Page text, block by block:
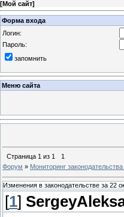
[Мой сайт]
Форма входа
Логин:
Пароль:
запомнить
Меню сайта
Страница 1 из 1
1
Форум » Мониторинг
Изменения в законодательстве за 22
[1]